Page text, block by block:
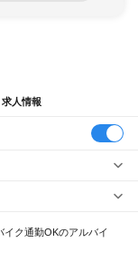
人情報
イク通勤OKのアルバイ